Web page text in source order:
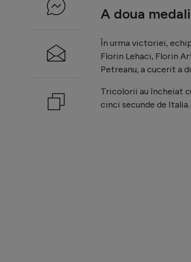
A doua
În urma victoriei,
Florin Lehaci, Florin
Petreanu, a cucerit a
Tricolorii au încheiat
cinci secunde de Italia.